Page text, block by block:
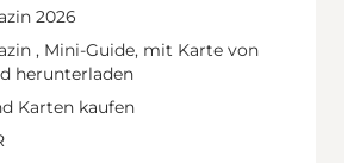
2026
, Mini-Guide, mit Karte von
herunterladen
Karten kaufen